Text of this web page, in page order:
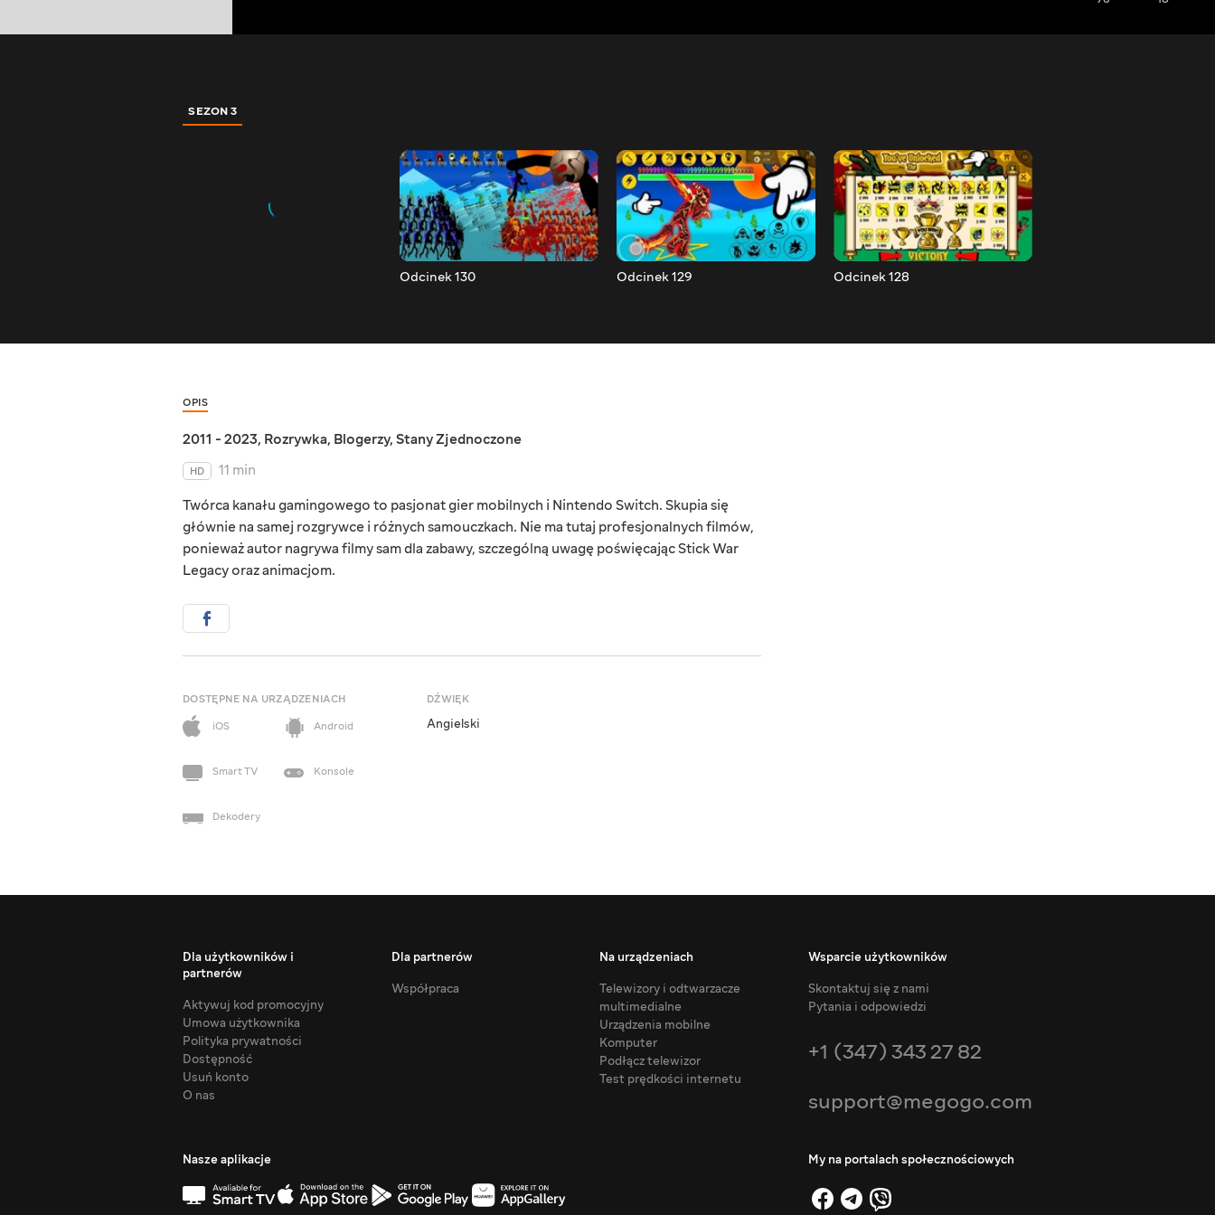
SEZON 3
Odcinek 130 Odcinek 129 Odcinek 128
OPIS
2011 - 2023, Rozrywka, Blogerzy, Stany Zjednoczone
HD
11 min
Twórca kanału gamingowego to pasjonat gier mobilnych i Nintendo Switch. Skupia się
głównie na samej rozgrywce i różnych samouczkach. Nie ma tutaj profesjonalnych filmów,
ponieważ autor nagrywa filmy sam dla zabawy, szczególną uwagę poświęcając Stick War
Legacy oraz animacjom.
DOSTĘPNE NA URZĄDZENIACH
iOS
Android
Smart TV Konsole
Dekodery
DŹWIĘK
Angielski
Dla użytkowników i
partnerów
Aktywuj kod promocyjny
Umowa użytkownika
Polityka prywatności
Dostępność
Usuń konto
O nas
Dla partnerów
Współpraca
Na urządzeniach
Telewizory i odtwarzacze
multimedialne
Urządzenia mobilne
Komputer
Podłącz telewizor
Test prędkości internetu
Wsparcie użytkowników
Skontaktuj się z nami
Pytania i odpowiedzi
+1 (347) 343 27 82
support@megogo.com
Nasze aplikacje My na portalach społecznościowych